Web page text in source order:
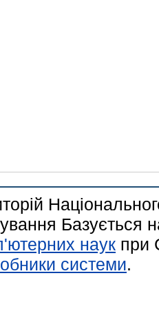
Базується
наук при
системи.